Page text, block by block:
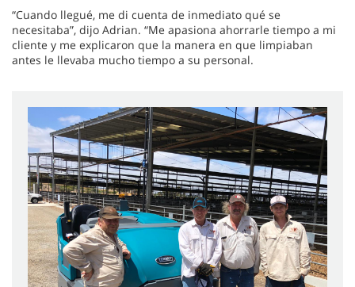
“Cuando llegué, me di cuenta de inmediato qué se
necesitaba”, dijo Adrian. “Me apasiona ahorrarle tiempo a mi
cliente y me explicaron que la manera en que limpiaban
antes le llevaba mucho tiempo a su personal.